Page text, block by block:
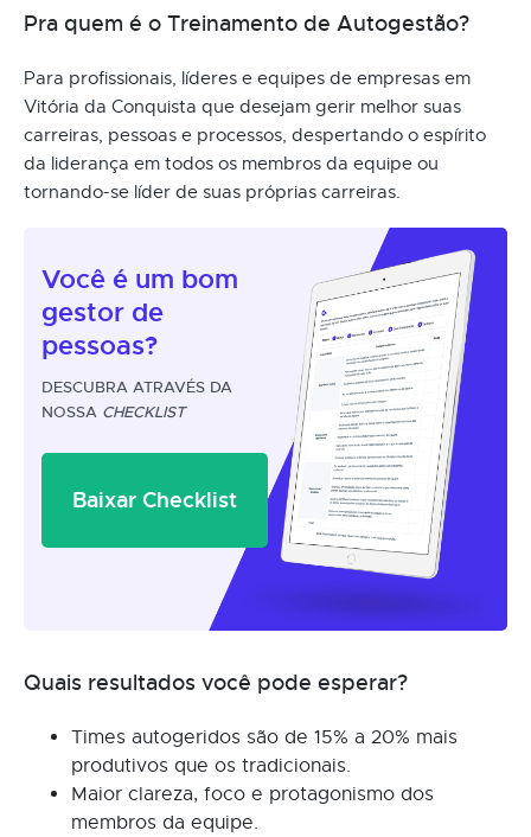
Pra quem é o Treinamento de Autogestão?
Para profissionais, líderes e equipes de empresas em
Vitória da Conquista que desejam gerir melhor suas
carreiras, pessoas e processos, despertando o espírito
da liderança em todos os membros da equipe ou
tornando-se líder de suas próprias carreiras.
Você é um bom
gestor de
pessoas?
DESCUBRA ATRAVÉS DA
NOSSA CHECKLIST
Baixar Checklist
Quais resultados você pode esperar?
Times autogeridos são de 15% a 20% mais
produtivos que os tradicionais.
Maior clareza, foco e protagonismo dos
membros da equipe.